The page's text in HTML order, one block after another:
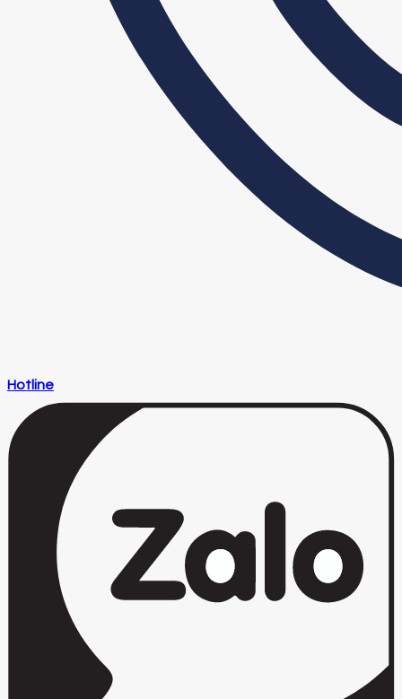
Hotline